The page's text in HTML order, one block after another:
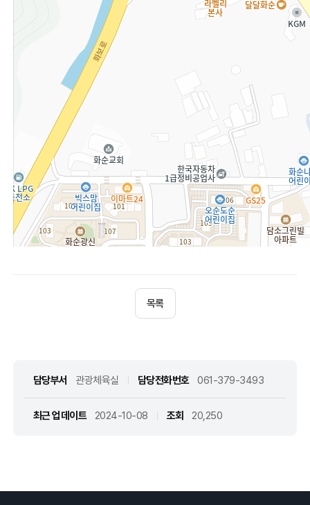
목록
담당부서 관광체육실 담당전화번호 061-379-3493
최근 업데이트 2024-10-08 조회 20,250